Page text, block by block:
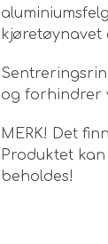
kjøretøynavet
og forhindrer
MERK! Det
Produktet
beholdes!